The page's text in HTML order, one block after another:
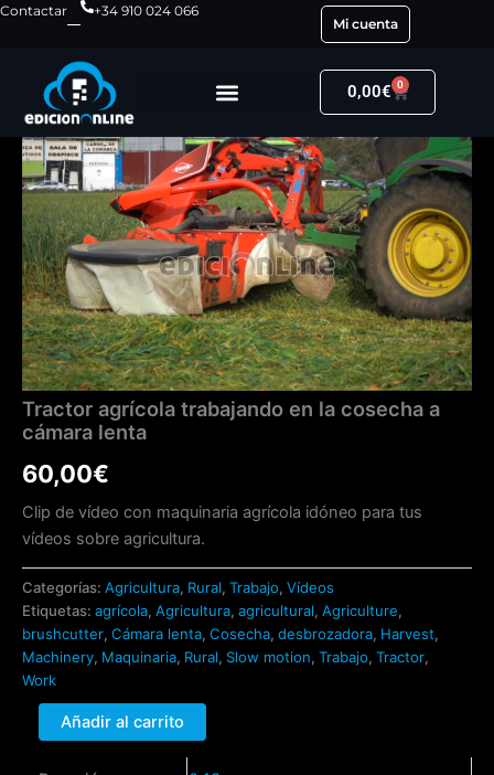
Ir
contenido
Contactar
+34 910 024 066
Mi cuenta
0,00€ 0
Carrito
Tractor agrícola trabajando en la cosecha a
cámara lenta
60,00€
Clip de vídeo con maquinaria agrícola idóneo para tus
vídeos sobre agricultura.
Categorías: Agricultura, Rural, Trabajo, Vídeos
Etiquetas: agrícola, Agricultura, agricultural, Agriculture,
brushcutter, Cámara lenta, Cosecha, desbrozadora, Harvest,
Machinery, Maquinaria, Rural, Slow motion, Trabajo, Tractor,
Work
Tractor
agrícola
trabajando
en
la
cosecha
a
cámara
lenta
cantidad
Añadir al carrito